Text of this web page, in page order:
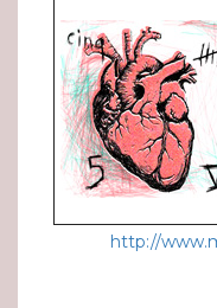
http://